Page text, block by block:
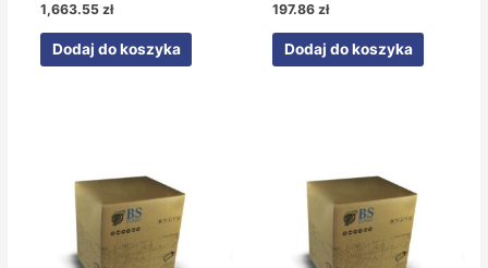
1,663.55zł
Dodaj do koszyka
197.86zł
Dodaj do koszyka